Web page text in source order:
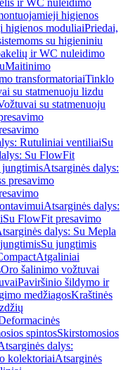
ir WC nuleidimo
higienos
higienos moduliaiPriedai,
su higieniniu
ir WC nuleidimo
Maitinimo
transformatoriaiTinklo
su statmenuoju lizdu
su statmenuoju
Rutuliniai ventiliaiSu
Su FlowFit
jungtimisAtsarginės dalys:
presavimo
Atsarginės dalys:
Su FlowFit presavimo
dalys: Su Mepla
Su jungtimis
Atgaliniai
Oro šalinimo vožtuvai
Paviršinio šildymo ir
medžiagosKraštinės
spintosSkirstomosios
dalys:
kolektoriaiAtsarginės